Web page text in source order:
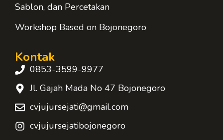
Sablon, dan Percetakan
Workshop Based on Bojonegoro
Kontak
0853-3599-9977
Jl. Gajah Mada No 47 Bojonegoro
cvjujursejati@gmail.com
cvjujursejatibojonegoro